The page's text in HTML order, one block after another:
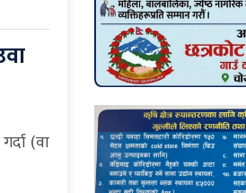
(वा